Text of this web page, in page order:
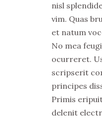
nisl
vim. Quas
et natum
No mea
ocurreret.
scripserit
principes
Primis
delenit